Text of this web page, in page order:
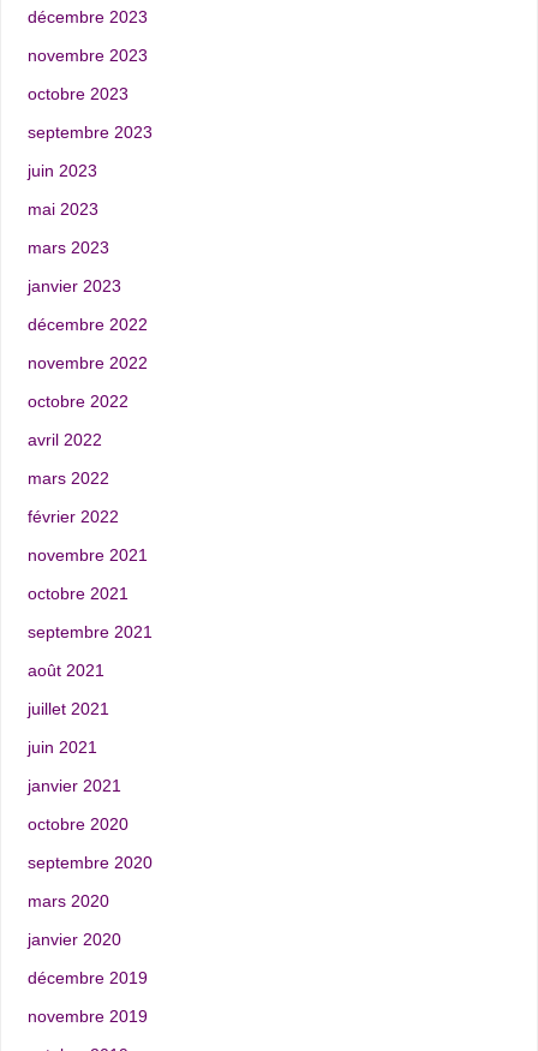
décembre 2023
novembre 2023
octobre 2023
septembre 2023
juin 2023
mai 2023
mars 2023
janvier 2023
décembre 2022
novembre 2022
octobre 2022
avril 2022
mars 2022
février 2022
novembre 2021
octobre 2021
septembre 2021
août 2021
juillet 2021
juin 2021
janvier 2021
octobre 2020
septembre 2020
mars 2020
janvier 2020
décembre 2019
novembre 2019